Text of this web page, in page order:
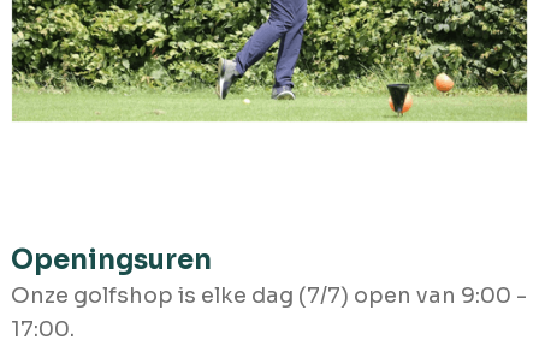
Openingsuren
Onze golfshop is elke dag (7/7) open van 9:00 -
17:00.